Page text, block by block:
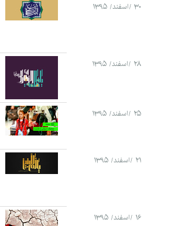
۳۰ /اسفند/ ۱۳۹۵
۲۸ /اسفند/ ۱۳۹۵
۲۵ /اسفند/ ۱۳۹۵
۲۱ /اسفند/ ۱۳۹۵
۱۶ /اسفند/ ۱۳۹۵